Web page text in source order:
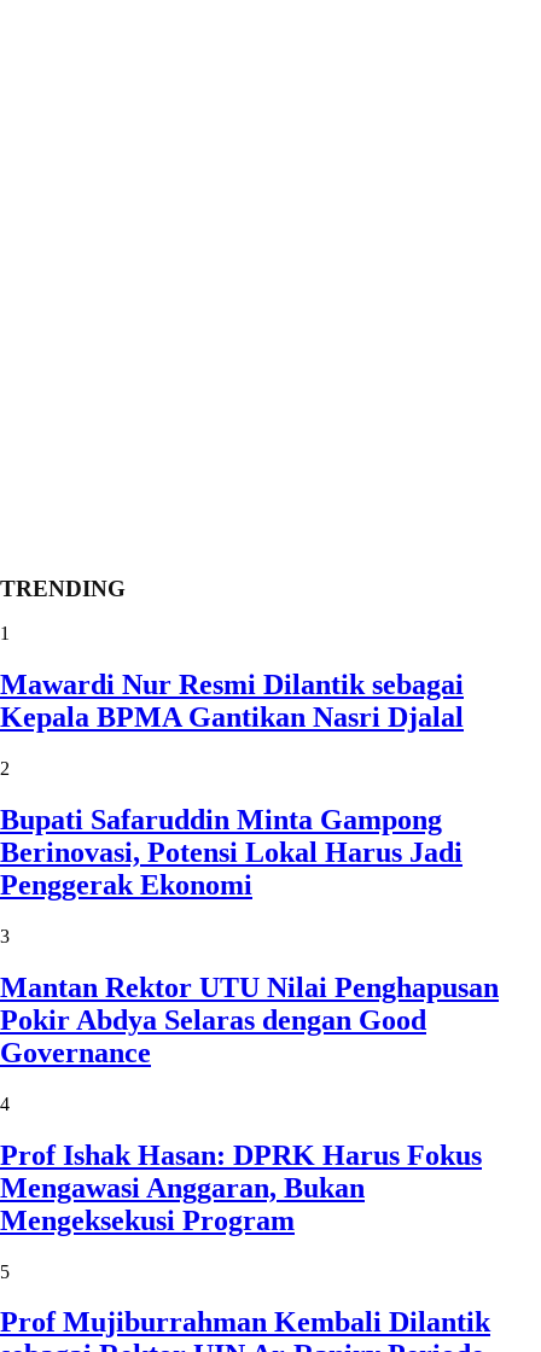
TRENDING
1
Mawardi Nur Resmi Dilantik sebagai
Kepala BPMA Gantikan Nasri Djalal
2
Bupati Safaruddin Minta Gampong
Berinovasi, Potensi Lokal Harus Jadi
Penggerak Ekonomi
3
Mantan Rektor UTU Nilai Penghapusan
Pokir Abdya Selaras dengan Good
Governance
4
Prof Ishak Hasan: DPRK Harus Fokus
Mengawasi Anggaran, Bukan
Mengeksekusi Program
5
Prof Mujiburrahman Kembali Dilantik